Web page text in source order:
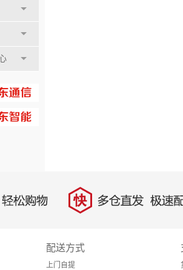
松购物 快 多仓直发，极速配
配送方式
上门自提